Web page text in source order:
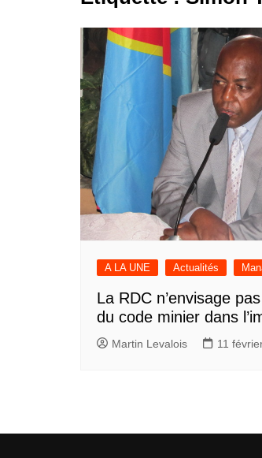
A LA UNE Actualités
La RDC n’envisage
du code minier dans
Martin Levalois 11